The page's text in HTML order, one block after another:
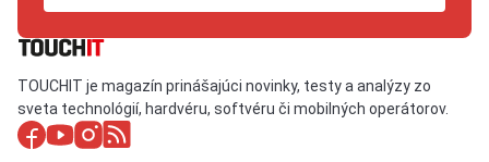
TOUCHIT je magazín prinášajúci novinky, testy a analýzy zo
sveta technológií, hardvéru, softvéru či mobilných operátorov.